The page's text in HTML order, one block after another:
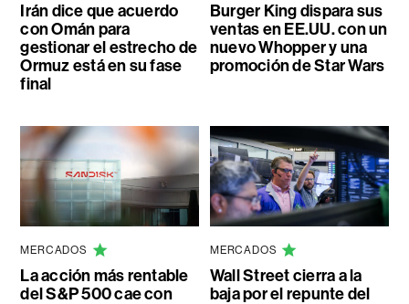
Irán dice que acuerdo
con Omán para
gestionar el estrecho de
Ormuz está en su fase
final
Burger King dispara sus
ventas en EE.UU. con un
nuevo Whopper y una
promoción de Star Wars
MERCADOS
La acción más rentable
del S&P 500 cae con
MERCADOS
Wall Street cierra a la
baja por el repunte del